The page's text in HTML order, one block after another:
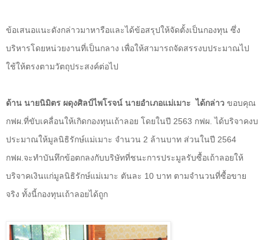
ข้อเสนอแนะดังกล่าวมาหารือและได้ข้อสรุปให้จัดตั้งเป็นกองทุน ซึ่ง
บริหารโดยหน่วยงานที่เป็นกลาง เพื่อให้สามารถจัดสรรงบประมาณไป
ใช้ให้ตรงตามวัตถุประสงค์ต่อไป
ด้าน นายนิมิตร ผดุงศิลป์ไพโรจน์ นายอำเภอแม่เมาะ ได้กล่าว ขอบคุณ
กฟผ.ที่ขับเคลื่อนให้เกิดกองทุนเถ้าลอย โดยในปี 2563 กฟผ. ได้บริจาคงบ
ประมาณให้มูลนิธิรักษ์แม่เมาะ จำนวน 2 ล้านบาท ส่วนในปี 2564
กฟผ.จะทำบันทึกข้อตกลงกับบริษัทที่ชนะการประมูลรับซื้อเถ้าลอยให้
บริจาคเงินแก่มูลนิธิรักษ์แม่เมาะ ตันละ 10 บาท ตามจำนวนที่ซื้อขาย
จริง ทั้งนี้กองทุนเถ้าลอยได้ถูก